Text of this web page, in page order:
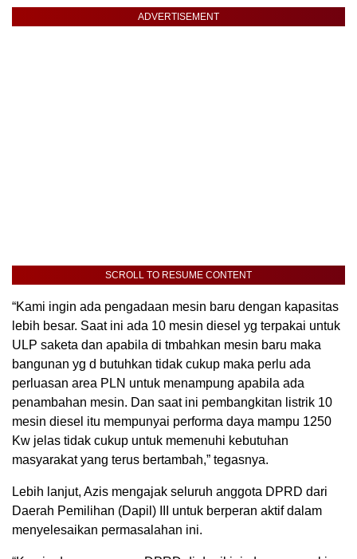
ADVERTISEMENT
SCROLL TO RESUME CONTENT
“Kami ingin ada pengadaan mesin baru dengan kapasitas
lebih besar. Saat ini ada 10 mesin diesel yg terpakai untuk
ULP saketa dan apabila di tmbahkan mesin baru maka
bangunan yg d butuhkan tidak cukup maka perlu ada
perluasan area PLN untuk menampung apabila ada
penambahan mesin. Dan saat ini pembangkitan listrik 10
mesin diesel itu mempunyai performa daya mampu 1250
Kw jelas tidak cukup untuk memenuhi kebutuhan
masyarakat yang terus bertambah,” tegasnya.
Lebih lanjut, Azis mengajak seluruh anggota DPRD dari
Daerah Pemilihan (Dapil) III untuk berperan aktif dalam
menyelesaikan permasalahan ini.